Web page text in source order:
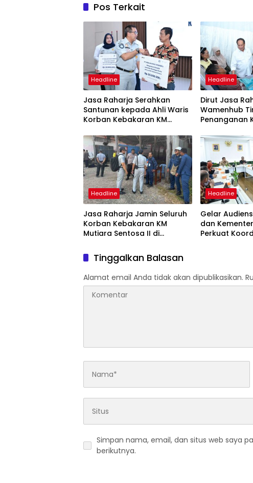
Pos Terkait
Headline
Jasa Raharja Serahkan
Santunan kepada Ahli Waris
Korban Kebakaran KM
Headline
Dirut Jasa
Wamenhub
Penanganan
Surabaya
Headline
Jasa Raharja Jamin Seluruh
Korban Kebakaran KM
Mutiara Sentosa II di
Headline
Gelar
dan
Perkuat
Tinggalkan Balasan
Alamat email Anda tidak akan dipublikasikan.
Simpan nama, email, dan situs web saya
berikutnya.